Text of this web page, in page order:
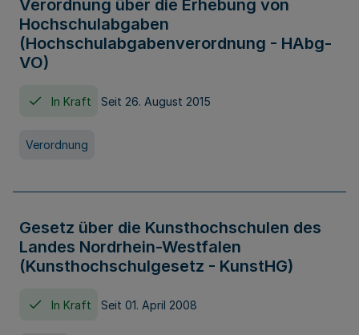
Verordnung über die Erhebung von
Hochschulabgaben
(Hochschulabgabenverordnung - HAbg-
VO)
In Kraft Seit 26. August 2015
Verordnung
Gesetz über die Kunsthochschulen des
Landes Nordrhein-Westfalen
(Kunsthochschulgesetz - KunstHG)
In Kraft Seit 01. April 2008